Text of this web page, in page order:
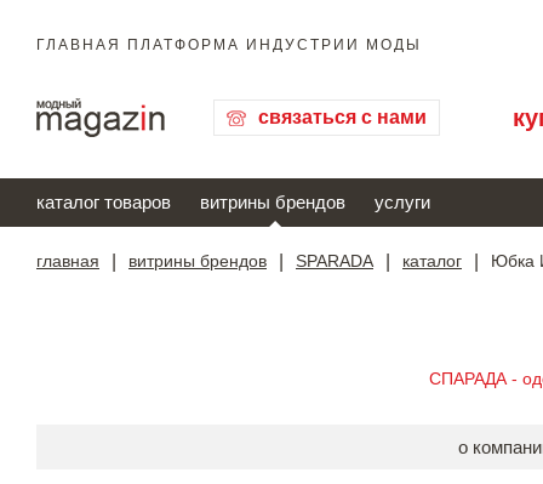
ГЛАВНАЯ ПЛАТФОРМА ИНДУСТРИИ МОДЫ
связаться с нами
каталог товаров витрины брендов услуги
главная витрины брендов SPARADA каталог Юбка
СПАРАДА -
о